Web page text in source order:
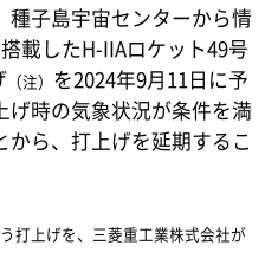
子島宇宙センターから情
載したH-IIAロケット49号
（注） を2024年9月11日に予
げ時の気象状況が条件を満
ら、打上げを延期するこ
打上げを、三菱重工業株式会社が